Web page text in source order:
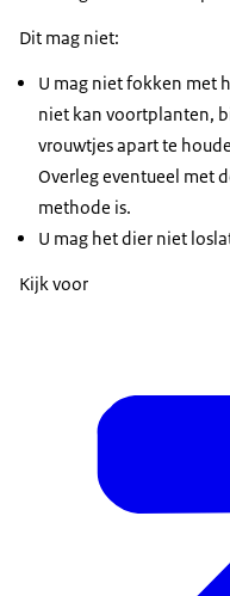
Dit mag niet:
U mag niet fokken met
niet kan voortplanten,
vrouwtjes apart te
Overleg eventueel met
methode is.
U mag het dier niet
Kijk voor